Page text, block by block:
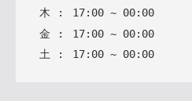
木 : 17: 00 ~ 00: 00
金 : 17: 00 ~ 00: 00
土 : 17: 00 ~ 00: 00